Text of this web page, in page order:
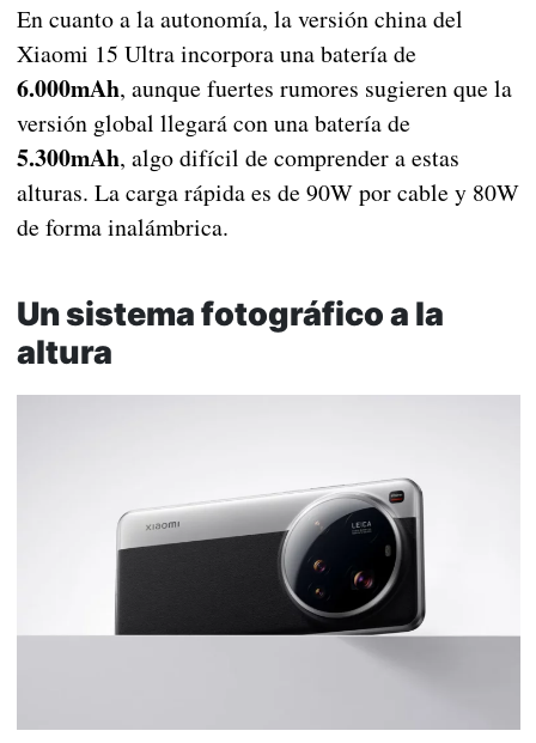
En cuanto a la autonomía, la versión china del
Xiaomi 15 Ultra incorpora una batería de
6.000mAh, aunque fuertes rumores sugieren que la
versión global llegará con una batería de
5.300mAh, algo difícil de comprender a estas
alturas. La carga rápida es de 90W por cable y 80W
de forma inalámbrica.
Un sistema fotográfico a la
altura